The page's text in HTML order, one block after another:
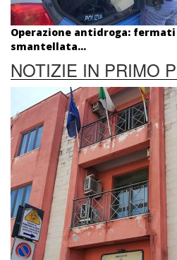
Operazione antidroga:
smantellata...
NOTIZIE IN PRIMO